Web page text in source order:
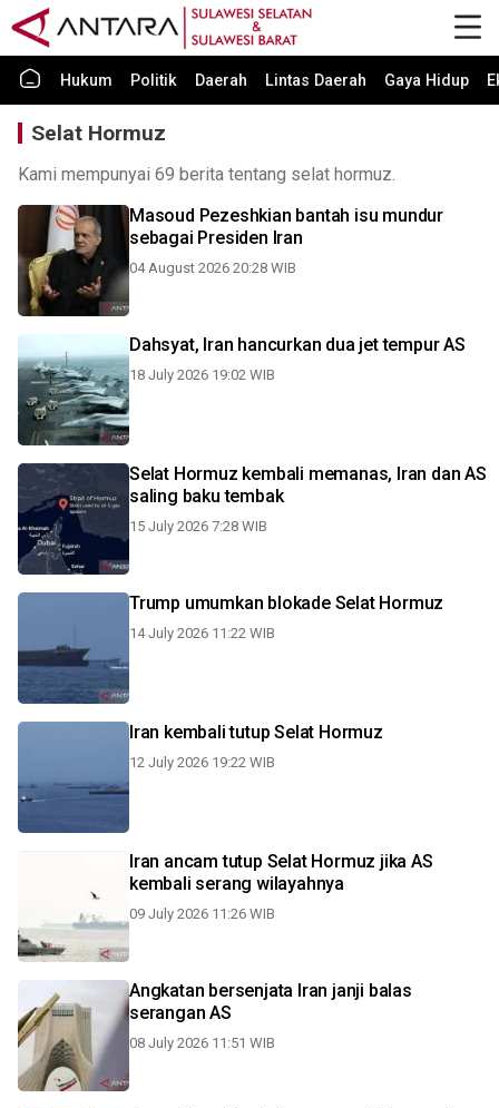
Hukum Politik Daerah Lintas Daerah Gaya Hidup
Selat Hormuz
Kami mempunyai 69 berita tentang selat hormuz.
Masoud Pezeshkian bantah isu mundur
sebagai Presiden Iran
04 August 2026 20:28 WIB
Dahsyat, Iran hancurkan dua jet tempur AS
18 July 2026 19:02 WIB
Selat Hormuz kembali memanas, Iran dan AS
saling baku tembak
15 July 2026 7:28 WIB
Trump umumkan blokade Selat Hormuz
14 July 2026 11:22 WIB
Iran kembali tutup Selat Hormuz
12 July 2026 19:22 WIB
Iran ancam tutup Selat Hormuz jika AS
kembali serang wilayahnya
09 July 2026 11:26 WIB
Angkatan bersenjata Iran janji balas
serangan AS
08 July 2026 11:51 WIB